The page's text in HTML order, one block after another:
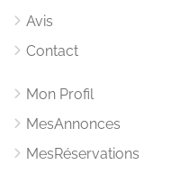
Avis
Contact
Mon Profil
MesAnnonces
MesRéservations